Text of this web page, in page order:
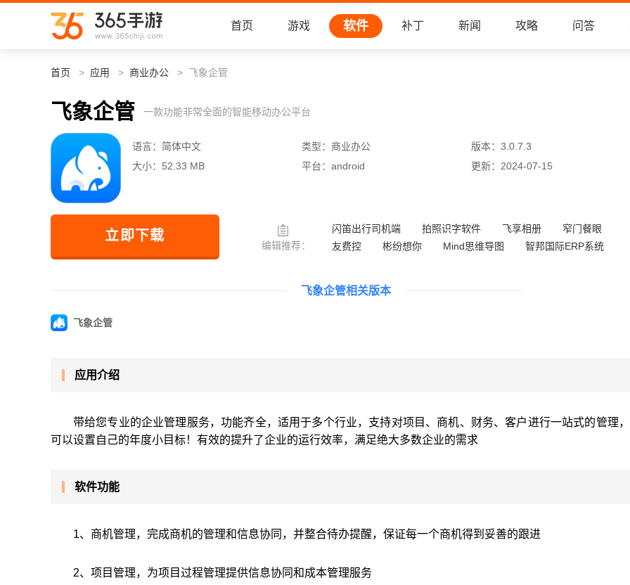
首页 游戏 软件 补丁 新闻 攻略 问答
首页 应用 商业办公 飞象企管
飞象企管 一款功能非常全面的智能移动办公平台
语言： 简体中文 类型： 商业办公 版本： 3.0.7.3
大小： 52.33 MB 平台： android 更新： 2024-07-15
立即下载
编辑推荐：
闪笛出行司机端 拍照识字软件 飞享相册
窄门餐眼
友费控
彬纷想你 Mind思维导图 智邦国际ERP系统
飞象企管相关版本
飞象企管
应用介绍
带给您专业的企业管理服务，功能齐全，适用于多个行业，支持对项目、商机、财务、客户进行一站式的管理
可以设置自己的年度小目标！有效的提升了企业的运行效率，满足绝大多数企业的需求
软件功能
1、商机管理，完成商机的管理和信息协同，并整合待办提醒，保证每一个商机得到妥善的跟进
2、项目管理，为项目过程管理提供信息协同和成本管理服务